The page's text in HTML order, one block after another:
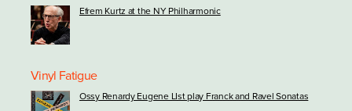
Efrem Kurtz at the NY Philharmonic
Vinyl Fatigue
Ossy Renardy Eugene LIst play Franck and Ravel Sonatas